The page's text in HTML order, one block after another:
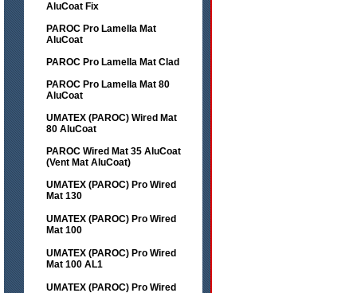
AluCoat Fix
PAROC Pro Lamella Mat
AluCoat
PAROC Pro Lamella Mat Clad
PAROC Pro Lamella Mat 80
AluCoat
UMATEX (PAROC) Wired Mat
80 AluCoat
PAROC Wired Mat 35 AluCoat
(Vent Mat AluCoat)
UMATEX (PAROC) Pro Wired
Mat 130
UMATEX (PAROC) Pro Wired
Mat 100
UMATEX (PAROC) Pro Wired
Mat 100 AL1
UMATEX (PAROC) Pro Wired